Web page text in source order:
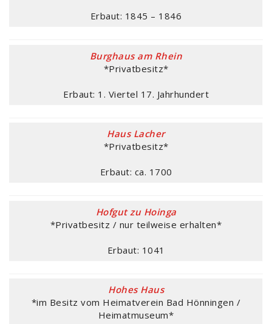
Erbaut: 1845 – 1846
Burghaus am Rhein
*Privatbesitz*
Erbaut: 1. Viertel 17. Jahrhundert
Haus Lacher
*Privatbesitz*
Erbaut: ca. 1700
Hofgut zu Hoinga
*Privatbesitz / nur teilweise erhalten*
Erbaut: 1041
Hohes Haus
*im Besitz vom Heimatverein Bad Hönningen /
Heimatmuseum*